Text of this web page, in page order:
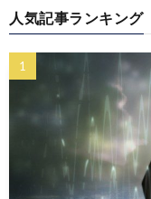
人気記事ランキング